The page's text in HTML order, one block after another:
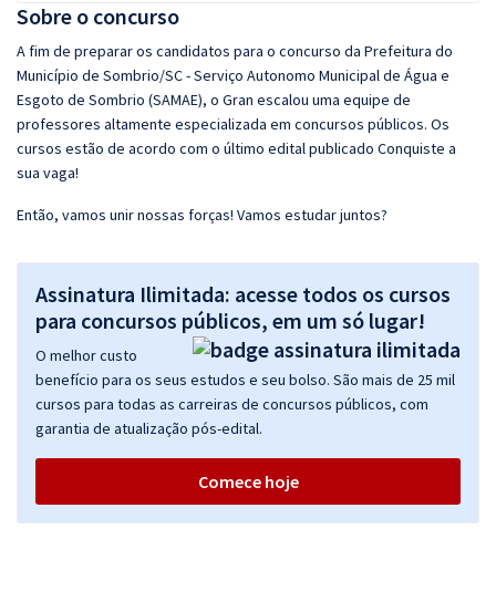
Sobre o concurso
A fim de preparar os candidatos para o concurso da Prefeitura do
Município de Sombrio/SC - Serviço Autonomo Municipal de Água e
Esgoto de Sombrio (SAMAE), o Gran escalou uma equipe de
professores altamente especializada em concursos públicos. Os
cursos estão de acordo com o último edital publicado Conquiste a
sua vaga!
Então, vamos unir nossas forças! Vamos estudar juntos?
Assinatura Ilimitada: acesse todos os cursos
para concursos públicos, em um só lugar!
O melhor custo
benefício para os seus estudos e seu bolso. São mais de 25 mil
cursos para todas as carreiras de concursos públicos, com
garantia de atualização pós-edital.
Comece hoje